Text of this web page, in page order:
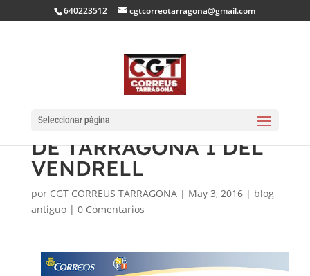
640223512 cgtcorreotarragona@gmail.com
Seleccionar página
DE CAP DE CARTERIA
DE TARRAGONA I DEL
VENDRELL
por CGT CORREUS TARRAGONA| May 3, 2016| blog
antiguo| 0 Comentarios